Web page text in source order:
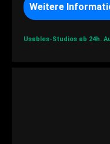
Weitere
Usables-Studios ab 24h.